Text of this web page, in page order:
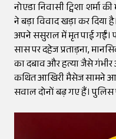
नोएडा निवासी ट्विशा शर्मा
ने बड़ा विवाद खड़ा कर दिया
अपने ससुराल में मृत पाई गईं।
सास पर दहेज प्रताड़ना,
का दबाव और हत्या जैसे
कथित आखिरी मैसेज सामने
सवाल दोनों बढ़ गए हैं। पुलिस